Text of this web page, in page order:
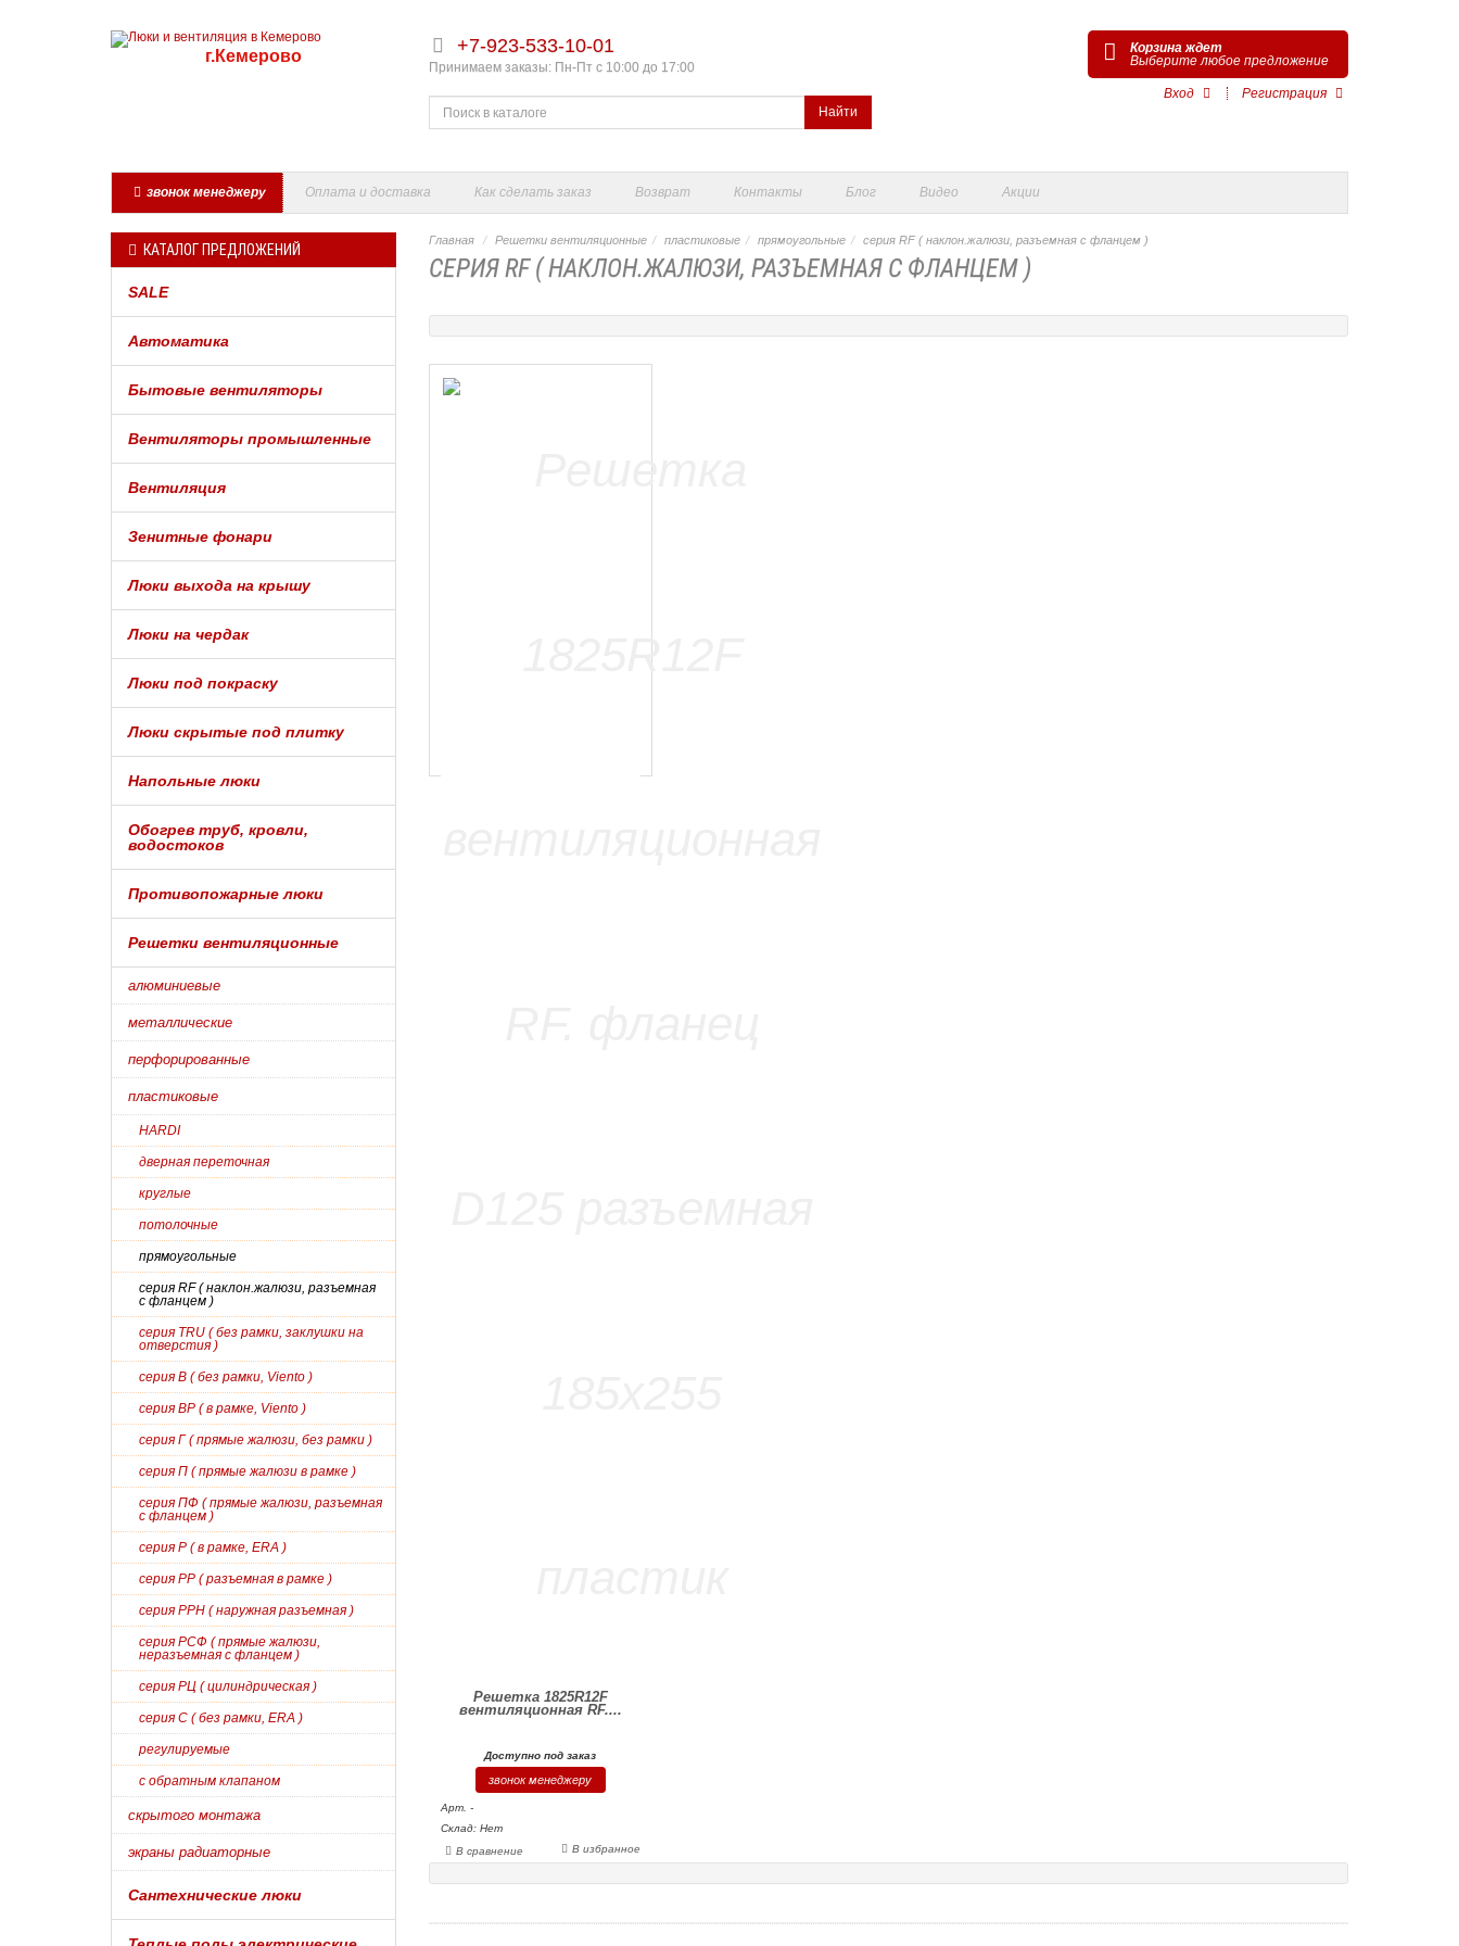
г.Кемерово +7-923-533-10-01
Принимаем заказы: Пн-Пт с 10:00 до 17:00
Корзина ждет
Выберите любое предложение
Найти
Вход Регистрация
звонок менеджеру Оплата и доставка Как сделать заказ Возврат Контакты Блог Видео Акции
КАТАЛОГ ПРЕДЛОЖЕНИЙ
SALE
Автоматика
Бытовые вентиляторы
Вентиляторы промышленные
Вентиляция
Зенитные фонари
Люки выхода на крышу
Люки на чердак
Люки под покраску
Люки скрытые под плитку
Напольные люки
Обогрев труб, кровли,
водостоков
Противопожарные люки
Решетки вентиляционные
алюминиевые
металлические
перфорированные
пластиковые
HARDI
дверная переточная
круглые
потолочные
прямоугольные
серия RF ( наклон.жалюзи, разъемная
с фланцем )
серия TRU ( без рамки, заклушки на
отверстия )
серия В ( без рамки, Viento )
серия ВР ( в рамке, Viento )
серия Г ( прямые жалюзи, без рамки )
серия П ( прямые жалюзи в рамке )
серия ПФ ( прямые жалюзи, разъемная
с фланцем )
серия Р ( в рамке, ERA )
серия РР ( разъемная в рамке )
серия РРН ( наружная разъемная )
серия РСФ ( прямые жалюзи,
неразъемная с фланцем )
серия РЦ ( цилиндрическая )
серия С ( без рамки, ERA )
регулируемые
с обратным клапаном
скрытого монтажа
экраны радиаторные
Сантехнические люки
Главная Решетки вентиляционные пластиковые прямоугольные серия RF ( наклон.жалюзи, разъемная с фланцем )
СЕРИЯ RF ( НАКЛОН.ЖАЛЮЗИ, РАЗЪЕМНАЯ С ФЛАНЦЕМ )
Решетка 1825R12F
вентиляционная RF....
Доступно под заказ
звонок менеджеру
Арт. -
Склад: Нет
В избранное
В сравнение